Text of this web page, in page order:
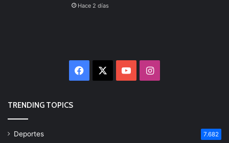
Hace 2 días
Facebook YouTubeInstagram
TRENDING TOPICS
Deportes 7.682